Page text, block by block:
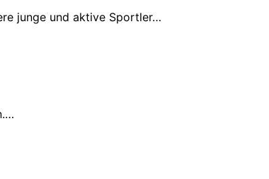
junge und aktive Sportler…